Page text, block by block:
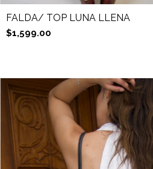
FALDA/ TOP LUNA LLENA
$1,599.00